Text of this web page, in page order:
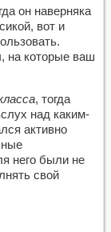
он наверняка
вот и
на которые ваш
, тогда
над каким-
активно
него были не
свой